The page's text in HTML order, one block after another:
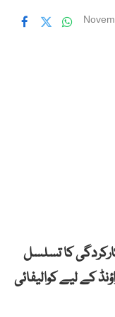
کا تسلسل
کے لیے کوالیفائی